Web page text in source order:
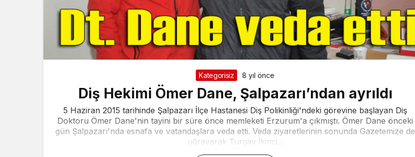
Kategorisiz 8 yıl önce
Diş Hekimi Ömer Dane, Şalpazarı’ndan ayrıldı
5 Haziran 2015 tarihinde Şalpazarı İlçe Hastanesi Diş Polikinliği'ndeki görevine başlayan Diş
Doktoru Ömer Dane'nin tayini bir süre önce memleketi Erzurum'a çıkmıştı. Ömer Dane önceki
gün Şalpazarı'nda esnafa ve vatandaşlara veda etti. Veda ziyaretlerinin sonunda Gazetemize de
uğrayarak Turgay İkinci...